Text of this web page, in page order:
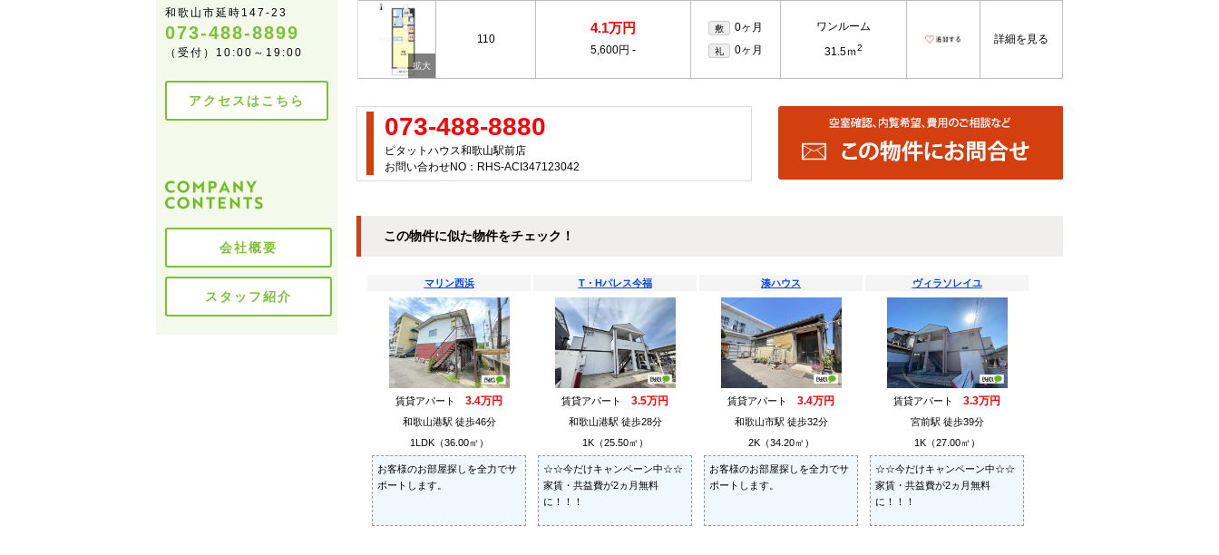
110
4.1万円
5,600円 -
敷 0ヶ月
礼 0ヶ月
ワンルーム
31.5ｍ2
詳細を見る
073-488-8880
ピタットハウス和歌山駅前店
お問い合わせNO：RHS-ACI347123042
この物件に似た物件をチェック！
マリン西浜
賃貸アパート 3.4万円
和歌山港駅 徒歩46分
1LDK（36.00㎡）
お客様のお部屋探しを全力でサ
ポートします。
T・Hパレス今福
賃貸アパート 3.5万円
和歌山港駅 徒歩28分
1K（25.50㎡）
☆☆今だけキャンペーン中☆☆
家賃・共益費が2ヵ月無料
に！！！
湊ハウス
賃貸アパート 3.4万円
和歌山市駅 徒歩32分
2K（34.20㎡）
お客様のお部屋探しを全力でサ
ポートします。
ヴィラソレイユ
賃貸アパート 3.3万円
宮前駅 徒歩39分
1K（27.00㎡）
☆☆今だけキャンペーン中☆☆
家賃・共益費が2ヵ月無料
に！！！
和歌山市延時147-23
073-488-8899
（受付）10:00～19:00
アクセスはこちら
会社概要
スタッフ紹介